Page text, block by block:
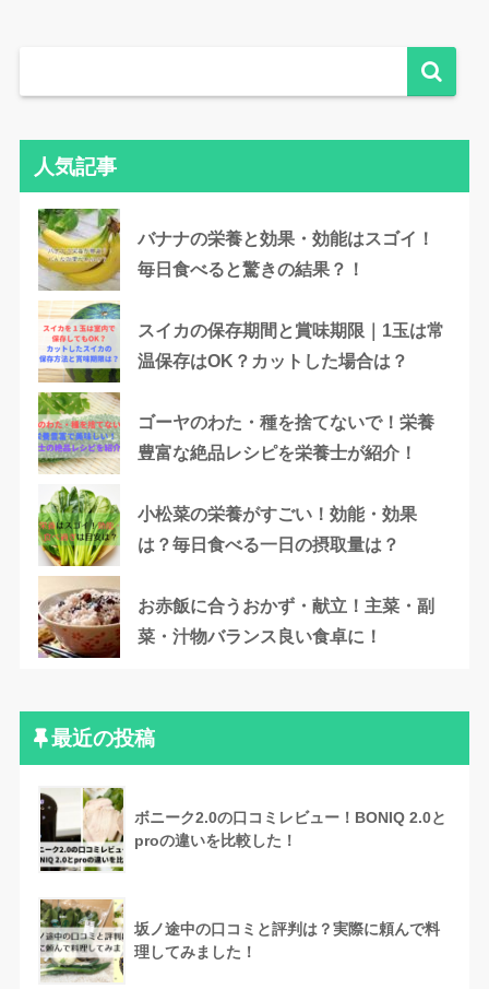
人気記事
バナナの栄養と効果・効能はスゴイ！
毎日食べると驚きの結果？！
スイカの保存期間と賞味期限｜1玉は常
温保存はOK？カットした場合は？
ゴーヤのわた・種を捨てないで！栄養
豊富な絶品レシピを栄養士が紹介！
小松菜の栄養がすごい！効能・効果
は？毎日食べる一日の摂取量は？
お赤飯に合うおかず・献立！主菜・副
菜・汁物バランス良い食卓に！
最近の投稿
ボニーク2.0の口コミレビュー！BONIQ 2.0と
proの違いを比較した！
坂ノ途中の口コミと評判は？実際に頼んで料
理してみました！